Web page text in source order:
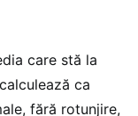
care stă la
ca
fără rotunjire,